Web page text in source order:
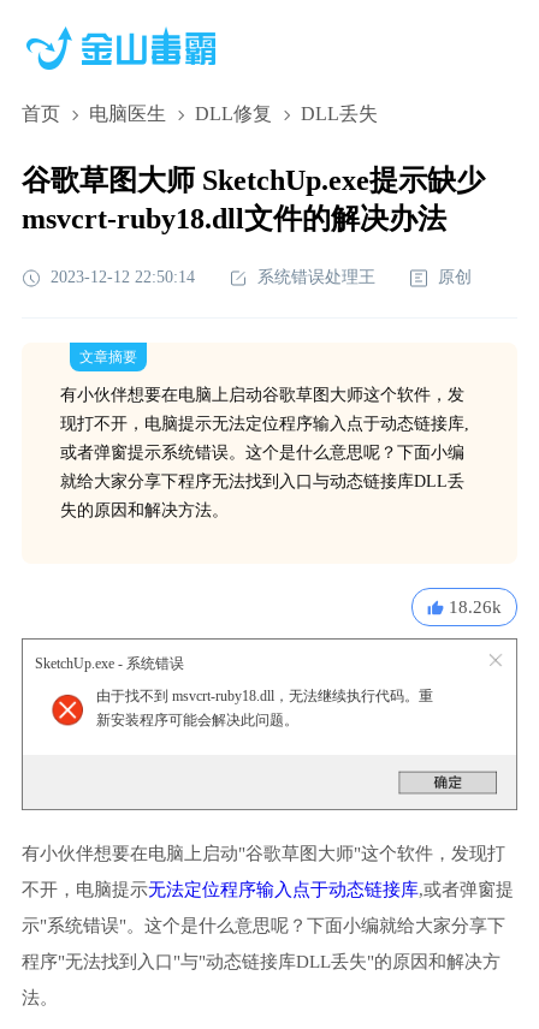
首页 电脑医生 DLL修复 DLL丢失
谷歌草图大师 SketchUp.exe提示缺少
msvcrt-ruby18.dll文件的解决办法
2023-12-12 22:50:14 系统错误处理王 原创
文章摘要
有小伙伴想要在电脑上启动谷歌草图大师这个软件，发
现打不开，电脑提示无法定位程序输入点于动态链接库,
或者弹窗提示系统错误。这个是什么意思呢？下面小编
就给大家分享下程序无法找到入口与动态链接库DLL丢
失的原因和解决方法。
18.26k
SketchUp.exe - 系统错误
由于找不到 msvcrt-ruby18.dll，无法继续执行代码。重
新安装程序可能会解决此问题。
有小伙伴想要在电脑上启动"谷歌草图大师"这个软件，发现打
不开，电脑提示无法定位程序输入点于动态链接库,或者弹窗提
示"系统错误"。这个是什么意思呢？下面小编就给大家分享下
程序"无法找到入口"与"动态链接库DLL丢失"的原因和解决方
法。